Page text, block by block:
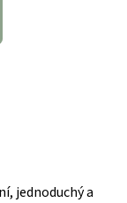
jednoduchý a